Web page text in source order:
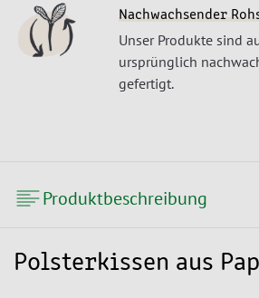
Nachwachsender
Unser Produkte sind
ursprünglich
gefertigt.
Produktbeschreibung
Polsterkissen aus